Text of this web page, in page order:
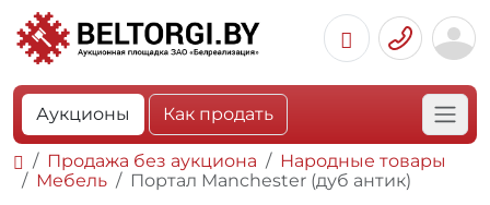
Аукционы Как продать
Продажа без аукциона
Народные товары
Мебель
Портал Manchester (дуб антик)